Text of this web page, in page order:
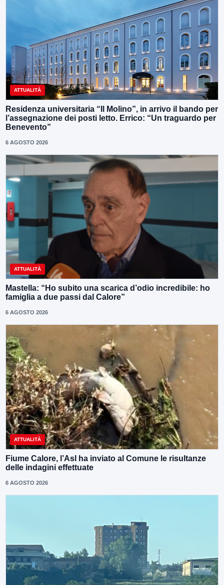
ATTUALITÀ
Residenza universitaria “Il Molino”, in arrivo il bando per
l’assegnazione dei posti letto. Errico: “Un traguardo per
Benevento”
6 AGOSTO 2026
ATTUALITÀ
Mastella: “Ho subito una scarica d’odio incredibile: ho
famiglia a due passi dal Calore”
6 AGOSTO 2026
ATTUALITÀ
Fiume Calore, l’Asl ha inviato al Comune le risultanze
delle indagini effettuate
6 AGOSTO 2026